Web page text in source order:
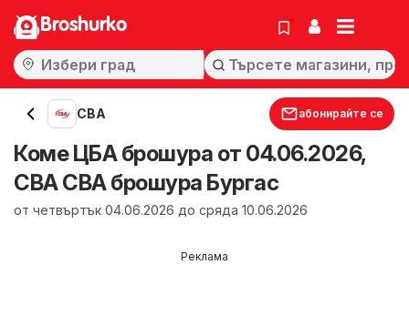
Broshurko
CBA абонирайте се
Коме ЦБА брошура от 04.06.2026,
CBA CBA брошура Бургас
от четвъртък 04.06.2026 до сряда 10.06.2026
Реклама